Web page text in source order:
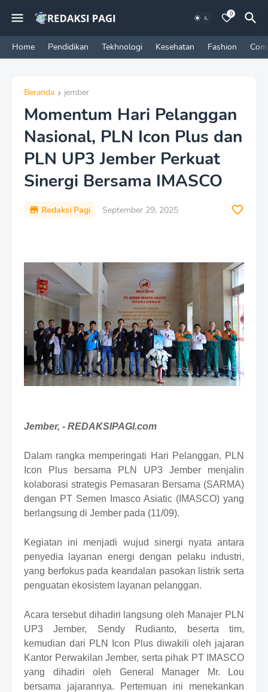
0
Home Pendidikan Tekhnologi Kesehatan Fashion
Beranda jember
Momentum Hari Pelanggan
Nasional, PLN Icon Plus dan
PLN UP3 Jember Perkuat
Sinergi Bersama IMASCO
Redaksi Pagi September 29, 2025
Jember, - REDAKSIPAGI.com
Dalam rangka memperingati Hari Pelanggan, PLN
Icon Plus bersama PLN UP3 Jember menjalin
kolaborasi strategis Pemasaran Bersama (SARMA)
dengan PT Semen Imasco Asiatic (IMASCO) yang
berlangsung di Jember pada (11/09).
Kegiatan ini menjadi wujud sinergi nyata antara
penyedia layanan energi dengan pelaku industri,
yang berfokus pada keandalan pasokan listrik serta
penguatan ekosistem layanan pelanggan.
Acara tersebut dihadiri langsung oleh Manajer PLN
UP3 Jember, Sendy Rudianto, beserta tim,
kemudian dari PLN Icon Plus diwakili oleh jajaran
Kantor Perwakilan Jember, serta pihak PT IMASCO
yang dihadiri oleh General Manager Mr. Lou
bersama jajarannya. Pertemuan ini menekankan
u
m
a
u
s
h
a
s
g
n
W
i
t
h
S
r
o
f
f
T
m
p
l
a
t
s